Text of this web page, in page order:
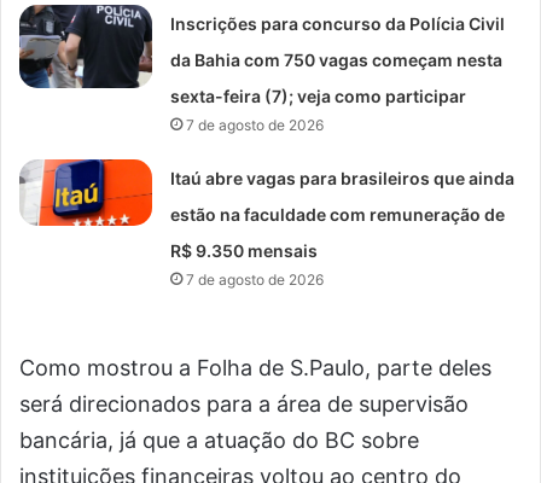
Inscrições para concurso da Polícia Civil
da Bahia com 750 vagas começam nesta
sexta-feira (7); veja como participar
7 de agosto de 2026
Itaú abre vagas para brasileiros que ainda
estão na faculdade com remuneração de
R$ 9.350 mensais
7 de agosto de 2026
Como mostrou a Folha de S.Paulo, parte deles
será direcionados para a área de supervisão
bancária, já que a atuação do BC sobre
instituições financeiras voltou ao centro do